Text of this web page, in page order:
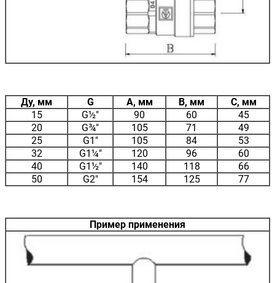
Ду, мм G A, мм B, мм
C, мм
15
G½" 90 60
45
20
G¾" 105 71
49
25
G1" 105 84
53
32
G1¼" 120 96
60
40
G1½" 140 118
66
50
G2" 154 125 77
Пример применения